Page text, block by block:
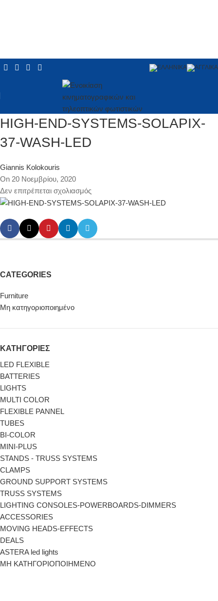
HIGH-END-SYSTEMS-SOLAPIX-
37-WASH-LED
Giannis Kolokouris
On 20 Νοεμβρίου, 2020
Δεν επιτρέπεται σχολιασμός
CATEGORIES
Furniture
Μη κατηγοριοποιημένο
ΚΑΤΗΓΟΡΙΕΣ
LED FLEXIBLE
BATTERIES
LIGHTS
MULTI COLOR
FLEXIBLE PANNEL
TUBES
BI-COLΟR
MINI-PLUS
STANDS - TRUSS SYSTEMS
CLAMPS
GROUND SUPPORT SYSTEMS
TRUSS SYSTEMS
LIGHTING CONSOLES-POWERBOARDS-DIMMERS
ACCESSORIES
MOVING HEADS-EFFECTS
DEALS
ASTERA led lights
ΜΗ ΚΑΤΗΓΟΡΙΟΠΟΙΗΜΕΝΟ